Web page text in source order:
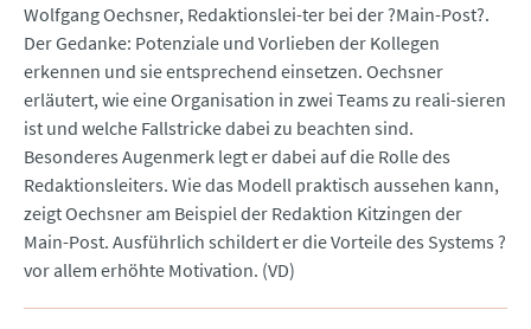
Wolfgang Oechsner, Redaktionslei-ter bei der ?Main-Post?.
Der Gedanke: Potenziale und Vorlieben der Kollegen
erkennen und sie entsprechend einsetzen. Oechsner
erläutert, wie eine Organisation in zwei Teams zu reali-sieren
ist und welche Fallstricke dabei zu beachten sind.
Besonderes Augenmerk legt er dabei auf die Rolle des
Redaktionsleiters. Wie das Modell praktisch aussehen kann,
zeigt Oechsner am Beispiel der Redaktion Kitzingen der
Main-Post. Ausführlich schildert er die Vorteile des Systems ?
vor allem erhöhte Motivation. (VD)